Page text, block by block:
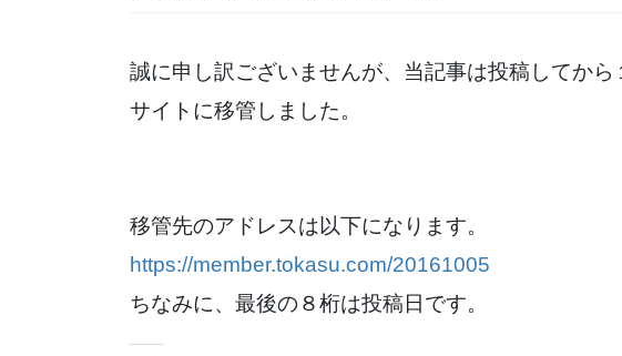
誠に申し訳ございませんが、当記事は投稿してか
サイトに移管しました。
移管先のアドレスは以下になります。
https://member.tokasu.com/20161005
ちなみに、最後の８桁は投稿日です。